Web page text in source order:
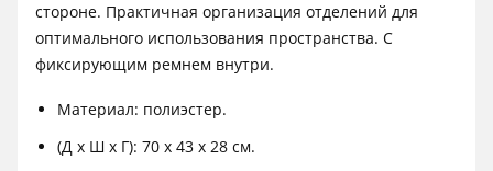
стороне. Практичная организация отделений для
оптимального использования пространства. С
фиксирующим ремнем внутри.
Материал: полиэстер.
(Д х Ш х Г): 70 х 43 х 28 см.